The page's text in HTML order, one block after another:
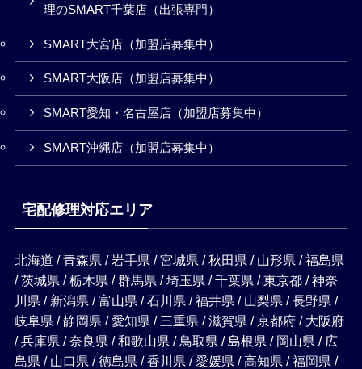
理のSMART千葉店（出張専門）
SMART大宮店（加盟店募集中）
SMART大阪店（加盟店募集中）
SMART愛知・名古屋店（加盟店募集中）
SMART沖縄店（加盟店募集中）
宅配修理対応エリア
北海道 / 青森県 / 岩手県 / 宮城県 / 秋田県 / 山形県 / 福島県
/ 茨城県 / 栃木県 / 群馬県 / 埼玉県 / 千葉県 / 東京都 / 神奈
川県 / 新潟県 / 富山県 / 石川県 / 福井県 / 山梨県 / 長野県 /
岐阜県 / 静岡県 / 愛知県 / 三重県 / 滋賀県 / 京都府 / 大阪府
/ 兵庫県 / 奈良県 / 和歌山県 / 鳥取県 / 島根県 / 岡山県 / 広
島県 / 山口県 / 徳島県 / 香川県 / 愛媛県 / 高知県 / 福岡県 /